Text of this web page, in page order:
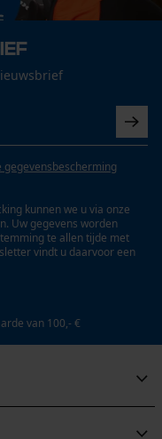
kunnen we u via onze
Uw gegevens worden
te allen tijde met
vindt u daarvoor een
van 100,- €